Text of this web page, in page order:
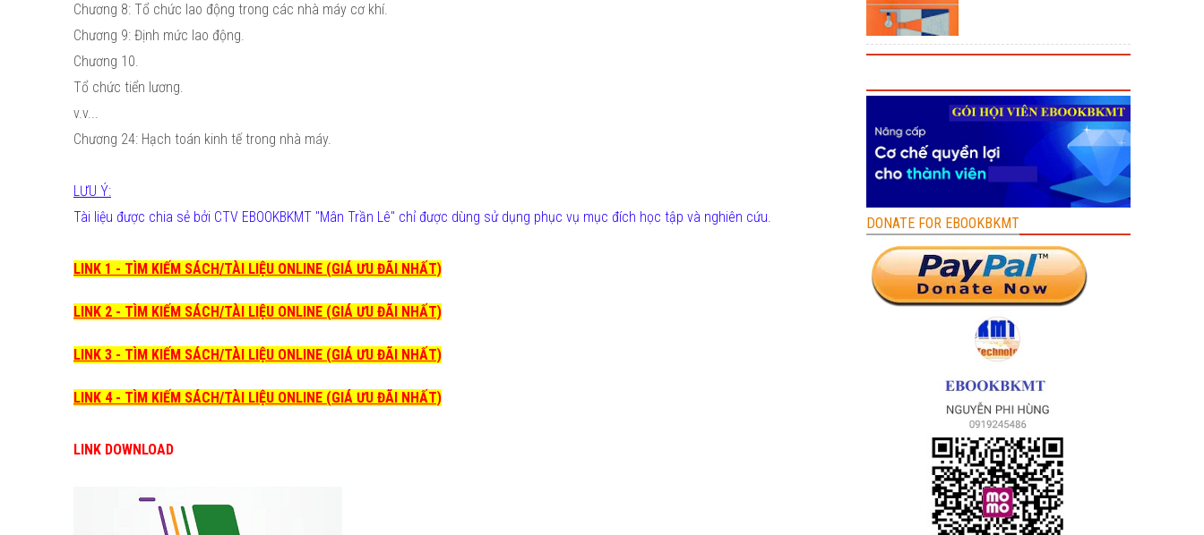
Chương 8: Tổ chức lao động trong các nhà máy cơ khí.
Chương 9: Định mức lao động.
Chương 10.
Tổ chức tiển lương.
v.v...
Chương 24: Hạch toán kinh tế trong nhà máy.
LƯU Ý:
Tài liệu được chia sẻ bởi CTV EBOOKBKMT "Mân Trần Lê" chỉ được dùng sử dụng phục vụ mục đích học tập và nghiên cứu.
LINK 1 - TÌM KIẾM SÁCH/TÀI LIỆU ONLINE (GIÁ ƯU ĐÃI NHẤT)
LINK 2 - TÌM KIẾM SÁCH/TÀI LIỆU ONLINE (GIÁ ƯU ĐÃI NHẤT)
LINK 3 - TÌM KIẾM SÁCH/TÀI LIỆU ONLINE (GIÁ ƯU ĐÃI NHẤT)
LINK 4 - TÌM KIẾM SÁCH/TÀI LIỆU ONLINE (GIÁ ƯU ĐÃI NHẤT)
LINK DOWNLOAD
DONATE FOR EBOOKBKMT